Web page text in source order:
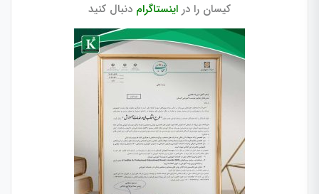
کیسان را در اینستاگرام دنبال کنید